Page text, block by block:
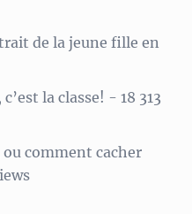
de la jeune fille en
la classe! - 18 313
comment cacher